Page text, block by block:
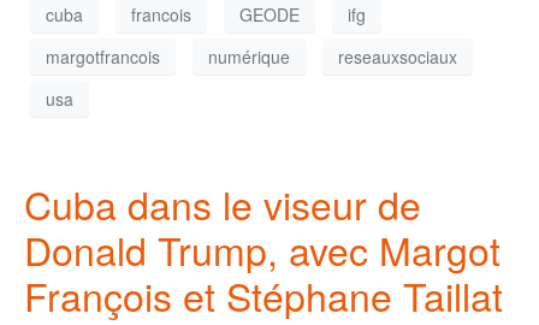
cuba francois GEODE
ifg
margotfrancois
numérique
reseauxsociaux
usa
Cuba dans le viseur de
Donald Trump, avec Margot
François et Stéphane Taillat